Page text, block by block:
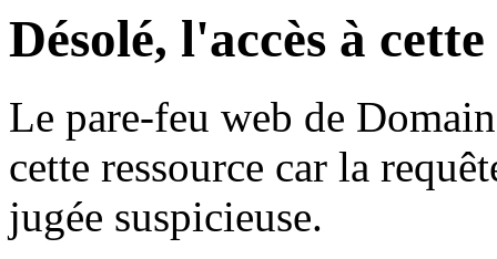
Désolé, l'accès à
Le pare-feu web de
cette ressource car la
jugée suspicieuse.